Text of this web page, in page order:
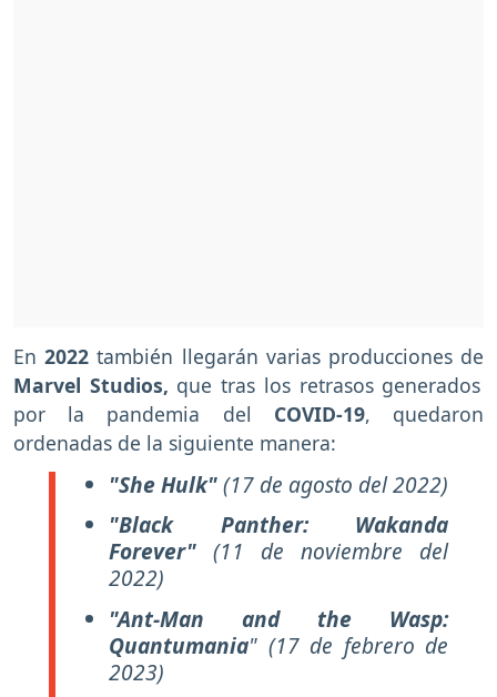
En2022 también llegarán varias producciones de
Marvel Studios, que tras los retrasos generados
por la pandemia del COVID-19, quedaron
ordenadas de la siguiente manera:
"She Hulk"(17 de agosto del 2022)
"Black Panther: Wakanda
Forever" (11 de noviembre del
2022)
"Ant-Man and the Wasp:
Quantumania" (17 de febrero de
2023)